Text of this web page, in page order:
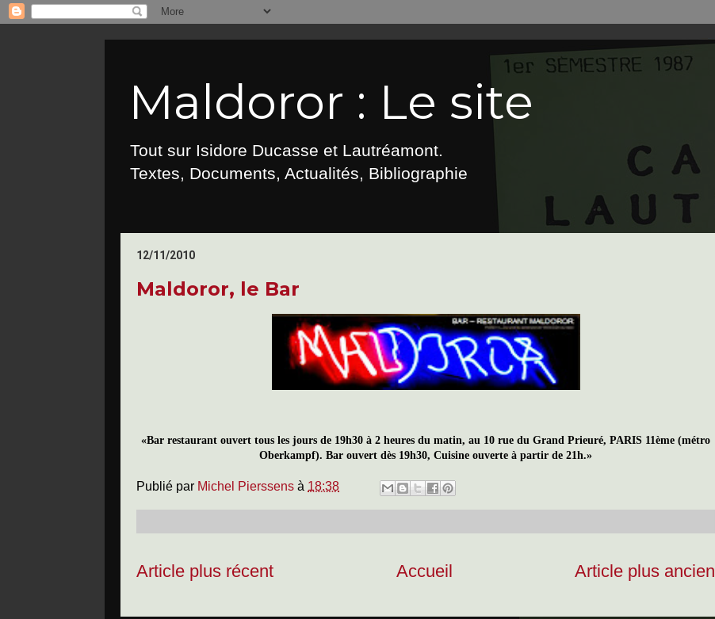
Maldoror : Le site
Tout sur Isidore Ducasse et Lautréamont.
Textes, Documents, Actualités, Bibliographie
12/11/2010
Maldoror, le Bar
«Bar restaurant ouvert tous les jours de 19h30 à 2 heures du matin, au 10 rue du Grand Prieuré, PARIS 11ème (métro
Oberkampf). Bar ouvert dès 19h30, Cuisine ouverte à partir de 21h.»
Publié par Michel Pierssens à 18:38
Article plus récent Article plus ancien
Accueil